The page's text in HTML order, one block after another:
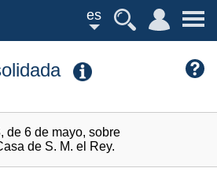
es
de 6 de mayo, sobre
de S. M. el Rey.